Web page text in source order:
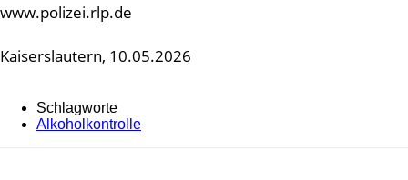
www.polizei.rlp.de
Kaiserslautern, 10.05.2026
Schlagworte
Alkoholkontrolle